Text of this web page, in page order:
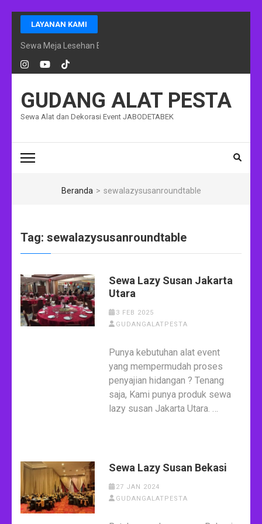
Lompat
ke
konten
(Tekan
Enter)
LAYANAN KAMI
Sewa Meja Lesehan Event Ramadhan Jakarta
GUDANG ALAT PESTA
Sewa Alat dan Dekorasi Event JABODETABEK
Beranda > sewalazysusanroundtable
Tag: sewalazysusanroundtable
Sewa Lazy Susan Jakarta
Utara
3 FEB 2025
GUDANGALATPESTA
Punya kebutuhan alat event
yang mempermudah proses
penyajian hidangan ? Tenang
saja, Kami punya produk sewa
lazy susan Jakarta Utara. …
Sewa Lazy Susan Bekasi
27 JAN 2024
GUDANGALATPESTA